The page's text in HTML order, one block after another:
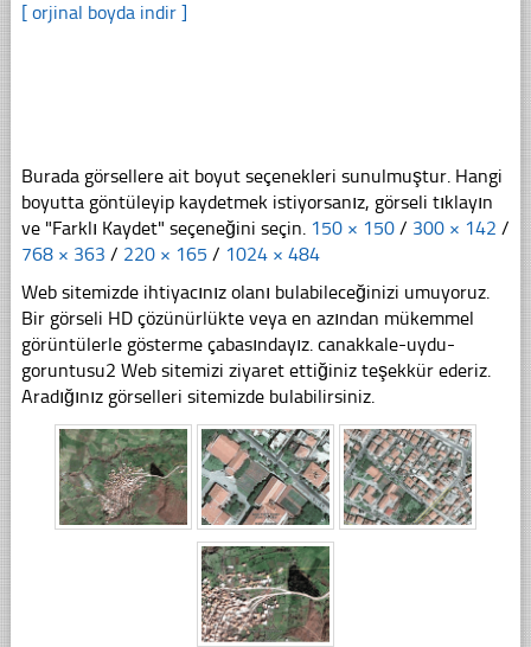
[ orjinal boyda indir ]
Burada görsellere ait boyut seçenekleri sunulmuştur. Hangi
boyutta göntüleyip kaydetmek istiyorsanız, görseli tıklayın
ve "Farklı Kaydet" seçeneğini seçin. 150 × 150 / 300 × 142 /
768 × 363 / 220 × 165 / 1024 × 484
Web sitemizde ihtiyacınız olanı bulabileceğinizi umuyoruz.
Bir görseli HD çözünürlükte veya en azından mükemmel
görüntülerle gösterme çabasındayız. canakkale-uydu-
goruntusu2 Web sitemizi ziyaret ettiğiniz teşekkür ederiz.
Aradığınız görselleri sitemizde bulabilirsiniz.